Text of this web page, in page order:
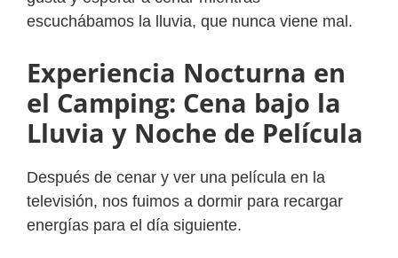
escuchábamos la lluvia, que nunca viene mal.
Experiencia Nocturna en
el Camping: Cena bajo la
Lluvia y Noche de Película
Después de cenar y ver una película en la
televisión, nos fuimos a dormir para recargar
energías para el día siguiente.